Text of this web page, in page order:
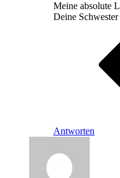
Meine absolute
Deine
Antworten